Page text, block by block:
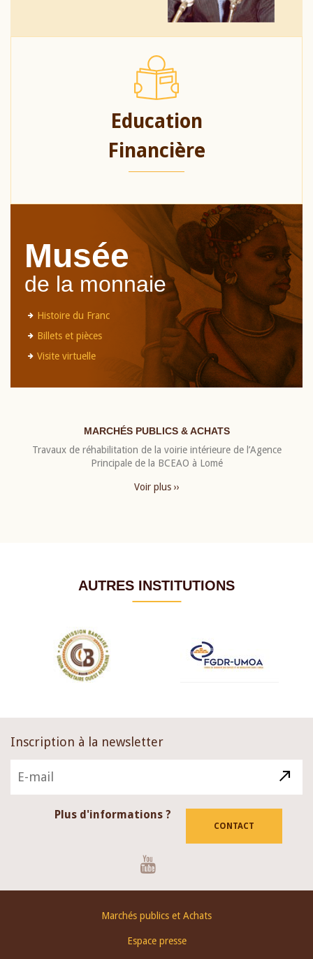
Education
Financière
Musée
de la monnaie
Histoire du Franc
Billets et pièces
Visite virtuelle
MARCHÉS PUBLICS & ACHATS
Travaux de réhabilitation de la voirie intérieure de l’Agence
Principale de la BCEAO à Lomé
Voir plus ››
AUTRES INSTITUTIONS
Inscription à la newsletter
Plus d'informations ?
CONTACT
Marchés publics et Achats
Espace presse